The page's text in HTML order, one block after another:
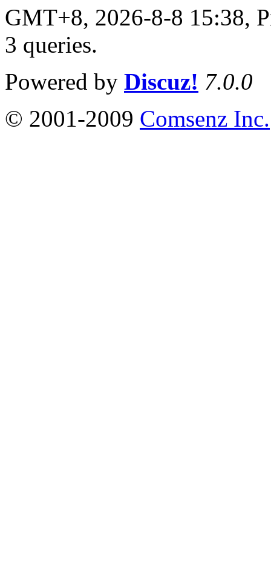
GMT+8, 2026-8-8 15:38,
3 queries.
Powered by Discuz! 7.0.0
© 2001-2009 Comsenz Inc.